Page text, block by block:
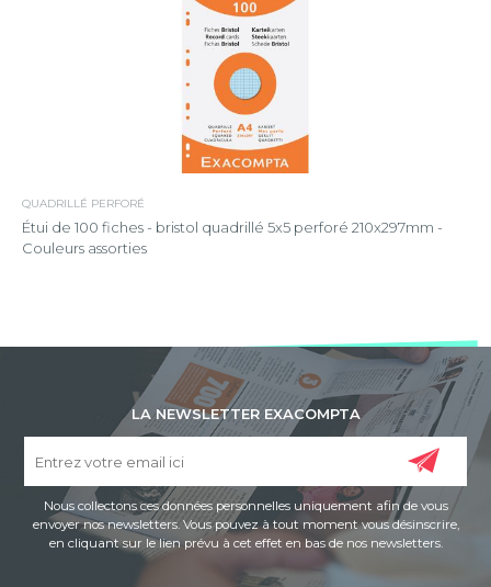
QUADRILLÉ PERFORÉ
Étui de 100 fiches - bristol quadrillé 5x5 perforé 210x297mm -
Couleurs assorties
LA NEWSLETTER EXACOMPTA
Nous collectons ces données personnelles uniquement afin de vous
envoyer nos newsletters. Vous pouvez à tout moment vous désinscrire,
en cliquant sur le lien prévu à cet effet en bas de nos newsletters.